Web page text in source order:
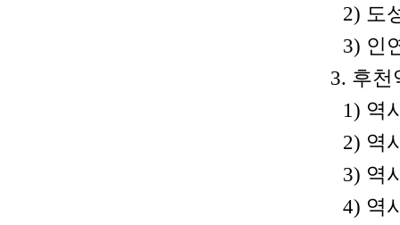
2) 도
3) 인
3. 후천
1) 역
2) 역
3) 역
4) 역